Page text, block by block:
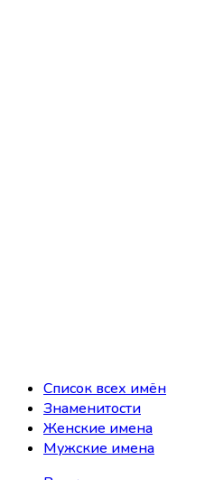
Список всех имён
Знаменитости
Женские имена
Мужские имена